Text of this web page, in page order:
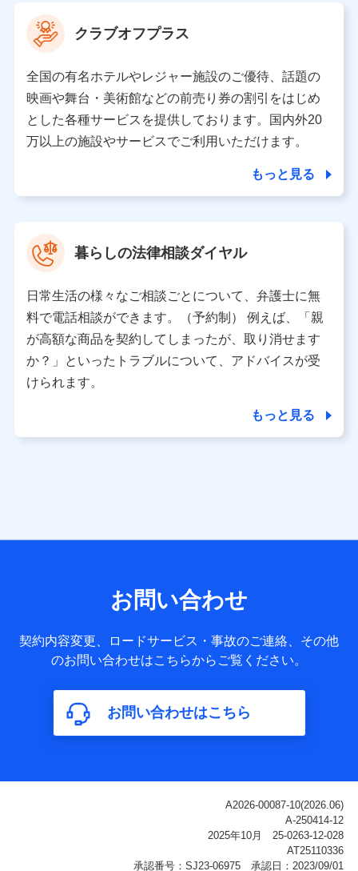
上記に係る案内・手続き・管理等付帯業務を行うため
【当該個人データの管理について責任を有する者の名称・住
所・代表者名】
当該個人データを取り扱う各共同利用者（詳細は次のとお
り）
東京都千代田区永田町2丁目11番1号 山王パークタワー
株式会社NTTドコモ 代表取締役社長 前田 義晃
東京都中央区日本橋人形町2-14-10 アーバンネット日本橋
ビル 3F
※ 当社および株式会社NTTドコモは、お客さまの情報を利
データ憲章」に定める行動原則を順守します 。
※ パーソナルデータダッシュボードの「第三者提供の管
理」の設定状態にかかわらず、共同利用する場合がありま
※ dポイントクラブ会員ではないお客さま（2019年12月11
日以降、一度もdポイントクラブ会員であったことがないお
個人データは、こちら の利用目的の範囲内に限って共同利
用します。
サービス提供等を通じて取得した、以下の情報などの個人デ
基本情報
氏名、電話番号、メールアドレス、お客さまの識別子、
属性、連絡先、dポイントサービスのご利用に関する情
構成、住所、dポイント残高、dポイント利用履歴などが
含まれます。
利用情報
ご契約状態・ご利用履歴インターネット利用時の行動に
関する情報、アプリケーション利用時の行動に関する情
報、購入されたサービスや商品の名称・購入場所・決済
に関する情報、アンケートの回答に関する情報などが含
クラブオフプラス
全国の有名ホテルやレジャー施設のご優待、話題の
映画や舞台・美術館などの前売り券の割引をはじめ
とした各種サービスを提供しております。国内外20
万以上の施設やサービスでご利用いただけます。
もっと見る
暮らしの法律相談ダイヤル
日常生活の様々なご相談ごとについて、弁護士に無
料で電話相談ができます。（予約制） 例えば、「親
が高額な商品を契約してしまったが、取り消せます
か？」といったトラブルについて、アドバイスが受
けられます。
もっと見る
お問い合わせ
契約内容変更、ロードサービス・事故のご連絡、その他
のお問い合わせはこちらからご覧ください。
お問い合わせはこちら